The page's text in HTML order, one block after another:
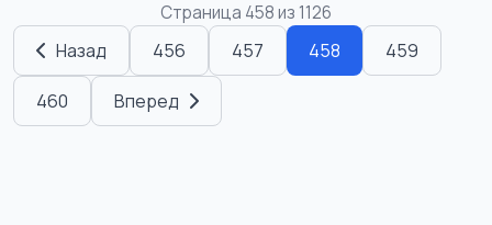
Страница 458 из 1126
Назад 456 457 458 459
460 Вперед